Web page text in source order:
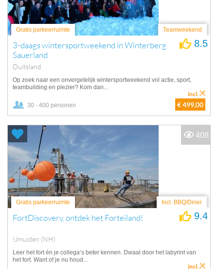
Gratis parkeerruimte Teamweekend
3-daags wintersportweekend in Winterberg
Sauerland
Duitsland
8.5
Op zoek naar een onvergetelijk wintersportweekend vol actie, sport,
teambuilding en plezier? Kom dan...
30 - 400 personen € 499,00
incl.
Gratis parkeerruimte Incl. BBQ/Diner
FortDiscovery, ontdek het Forteiland!
IJmuiden (NH)
9.4
Leer het fort én je collega’s beter kennen. Dwaal door het labyrint van
het fort. Want of je nu houd...
incl.
408